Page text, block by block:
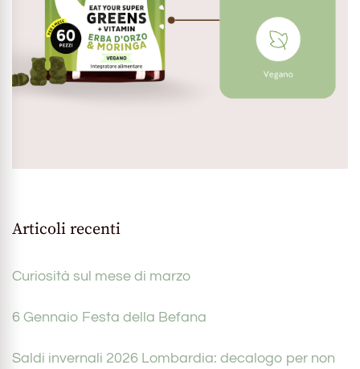
Articoli recenti
Curiosità sul mese di marzo
6 Gennaio Festa della Befana
Saldi invernali 2026 Lombardia: decalogo per non